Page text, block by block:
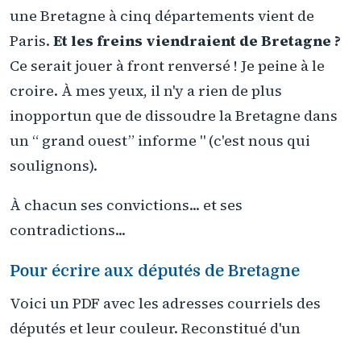
une Bretagne à cinq départements vient de
Paris. Et les freins viendraient de Bretagne ?
Ce serait jouer à front renversé ! Je peine à le
croire. À mes yeux, il n'y a rien de plus
inopportun que de dissoudre la Bretagne dans
un “ grand ouest” informe " (c'est nous qui
soulignons).
À chacun ses convictions... et ses
contradictions...
Pour écrire aux députés de Bretagne
Voici un PDF avec les adresses courriels des
députés et leur couleur. Reconstitué d'un